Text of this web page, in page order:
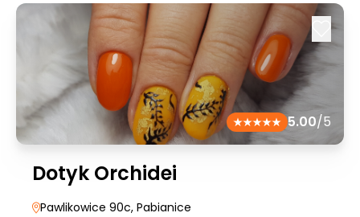
5.00/5
Dotyk Orchidei
Pawlikowice 90c, Pabianice